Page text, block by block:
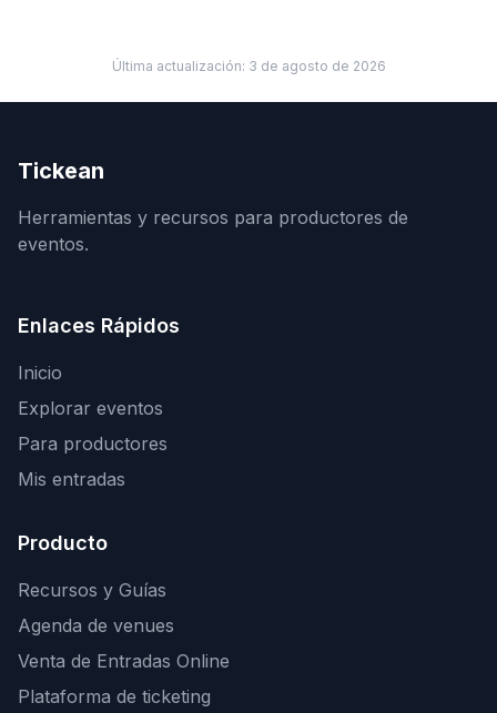
Última actualización: 3 de agosto de 2026
Tickean
Herramientas y recursos para productores de
eventos.
Enlaces Rápidos
Inicio
Explorar eventos
Para productores
Mis entradas
Producto
Recursos y Guías
Agenda de venues
Venta de Entradas Online
Plataforma de ticketing